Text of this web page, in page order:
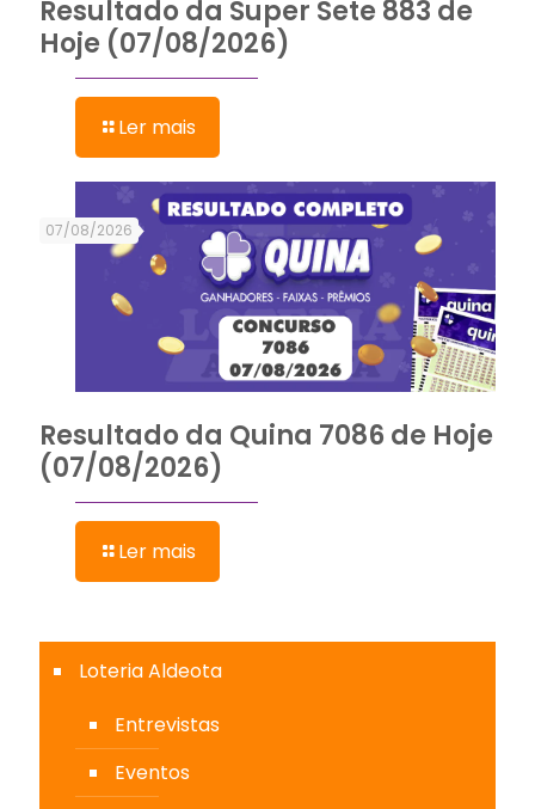
Resultado da Super Sete 883 de
Hoje (07/08/2026)
Ler mais
07/08/2026
Resultado da Quina 7086 de Hoje
(07/08/2026)
Ler mais
Loteria Aldeota
Entrevistas
Eventos